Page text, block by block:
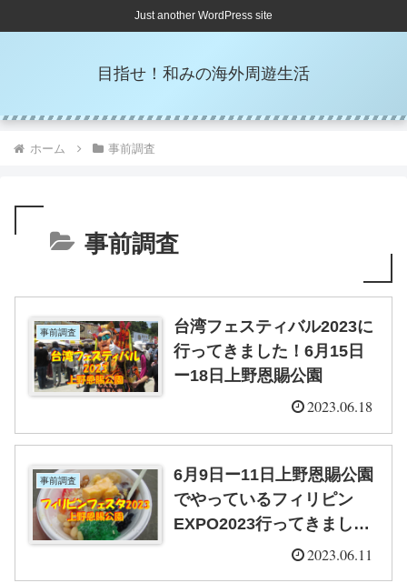
Just another WordPress site
目指せ！和みの海外周遊生活
ホーム 事前調査
事前調査
事前調査
台湾フェスティバル2023に
行ってきました！6月15日
ー18日上野恩賜公園
2023.06.18
事前調査
6月9日ー11日上野恩賜公園
でやっているフィリピン
EXPO2023行ってきました
2023.06.11